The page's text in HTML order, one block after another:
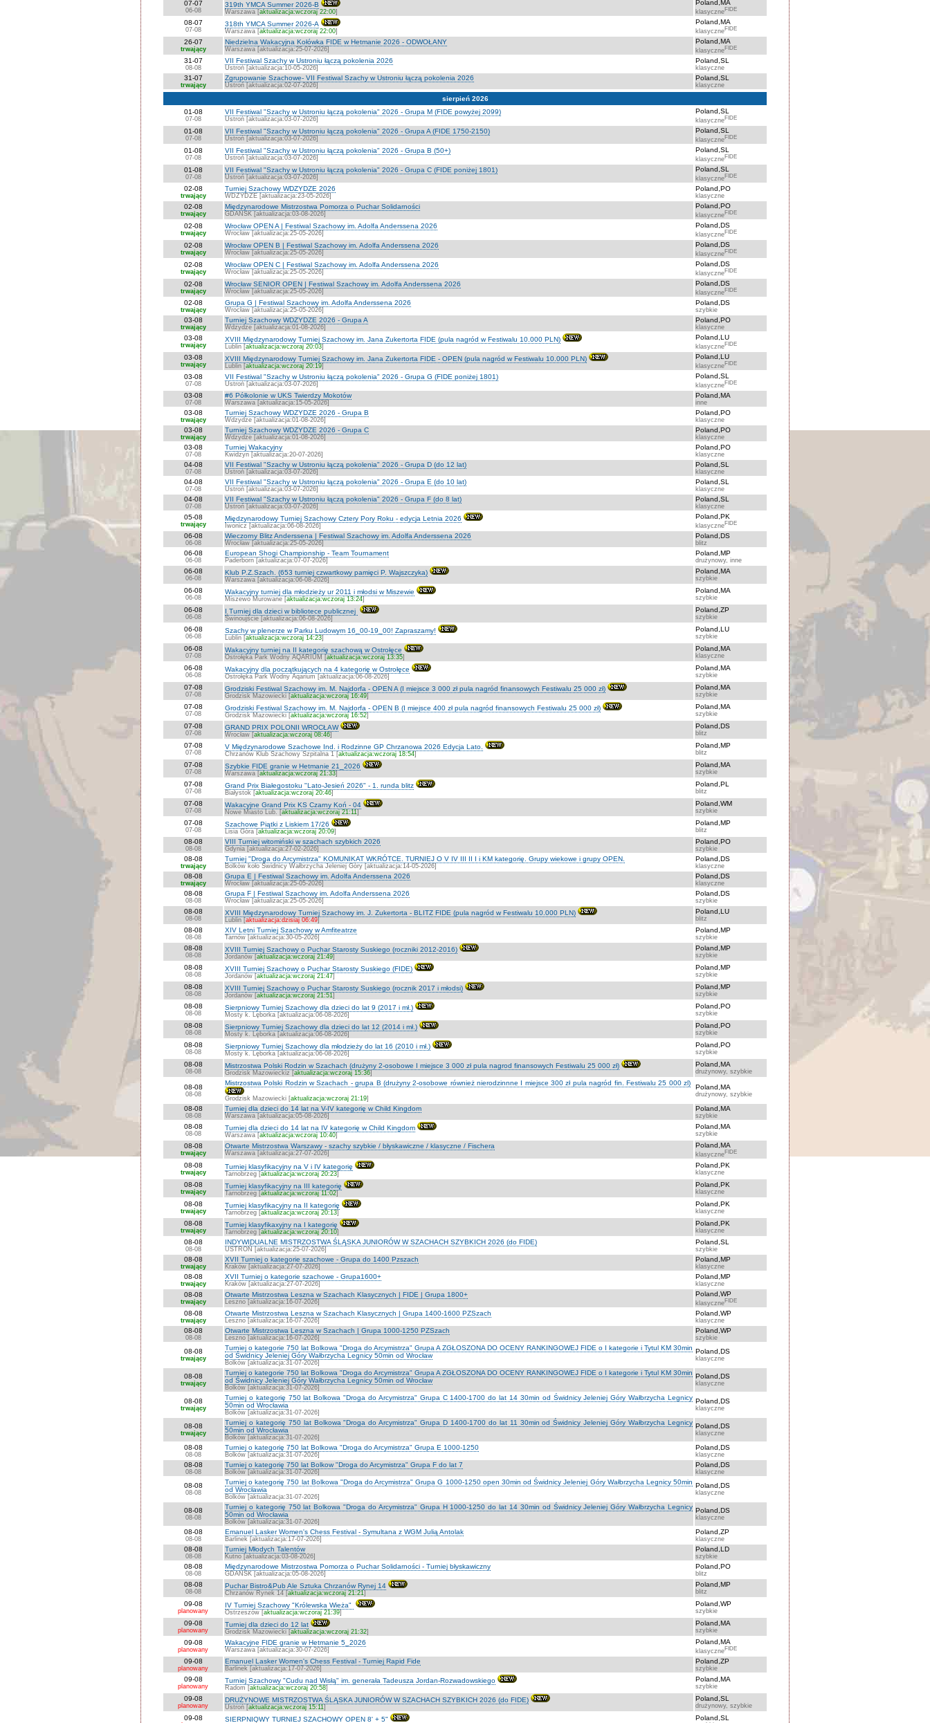
07-07
06-08
319th YMCA Summer 2026-B
Warszawa [aktualizacja:wczoraj 22:00]
Poland,MA
klasyczneFIDE
08-07
07-08
318th YMCA Summer 2026-A
Warszawa [aktualizacja:wczoraj 22:00]
Poland,MA
klasyczneFIDE
26-07
trwający
Niedzielna Wakacyjna Kołówka FIDE w Hetmanie 2026 - ODWOŁANY
Warszawa [aktualizacja:25-07-2026]
Poland,MA
klasyczneFIDE
31-07
08-08
VII Festiwal Szachy w Ustroniu łączą pokolenia 2026
Ustroń [aktualizacja:10-05-2026]
Poland,SL
klasyczne
31-07
trwający
Zgrupowanie Szachowe- VII Festiwal Szachy w Ustroniu łączą pokolenia 2026
Ustroń [aktualizacja:02-07-2026]
Poland,SL
klasyczne
sierpień 2026
01-08
07-08
VII Festiwal "Szachy w Ustroniu łączą pokolenia" 2026 - Grupa M (FIDE powyżej 2099)
Ustroń [aktualizacja:03-07-2026]
Poland,SL
klasyczneFIDE
01-08
07-08
VII Festiwal "Szachy w Ustroniu łączą pokolenia" 2026 - Grupa A (FIDE 1750-2150)
Ustroń [aktualizacja:03-07-2026]
Poland,SL
klasyczneFIDE
01-08
07-08
VII Festiwal "Szachy w Ustroniu łączą pokolenia" 2026 - Grupa B (50+)
Ustroń [aktualizacja:03-07-2026]
Poland,SL
klasyczneFIDE
01-08
07-08
VII Festiwal "Szachy w Ustroniu łączą pokolenia" 2026 - Grupa C (FIDE poniżej 1801)
Ustroń [aktualizacja:03-07-2026]
Poland,SL
klasyczneFIDE
02-08
trwający
Turniej Szachowy WDZYDZE 2026
WDZYDZE [aktualizacja:23-05-2026]
Poland,PO
klasyczne
02-08
trwający
Międzynarodowe Mistrzostwa Pomorza o Puchar Solidarności
GDAŃSK [aktualizacja:03-08-2026]
Poland,PO
klasyczneFIDE
02-08
trwający
Wrocław OPEN A | Festiwal Szachowy im. Adolfa Anderssena 2026
Wrocław [aktualizacja:25-05-2026]
Poland,DS
klasyczneFIDE
02-08
trwający
Wrocław OPEN B | Festiwal Szachowy im. Adolfa Anderssena 2026
Wrocław [aktualizacja:25-05-2026]
Poland,DS
klasyczneFIDE
02-08
trwający
Wrocław OPEN C | Festiwal Szachowy im. Adolfa Anderssena 2026
Wrocław [aktualizacja:25-05-2026]
Poland,DS
klasyczneFIDE
02-08
trwający
Wrocław SENIOR OPEN | Festiwal Szachowy im. Adolfa Anderssena 2026
Wrocław [aktualizacja:25-05-2026]
Poland,DS
klasyczneFIDE
02-08
trwający
Grupa G | Festiwal Szachowy im. Adolfa Anderssena 2026
Wrocław [aktualizacja:25-05-2026]
Poland,DS
szybkie
03-08
trwający
Turniej Szachowy WDZYDZE 2026 - Grupa A
Wdzydze [aktualizacja:01-08-2026]
Poland,PO
klasyczne
03-08
trwający
XVIII Międzynarodowy Turniej Szachowy im. Jana Zukertorta FIDE (pula nagród w Festiwalu 10.000 PLN)
Lublin [aktualizacja:wczoraj 20:03]
Poland,LU
klasyczneFIDE
03-08
trwający
XVIII Międzynarodowy Turniej Szachowy im. Jana Zukertorta FIDE - OPEN (pula nagród w Festiwalu 10.000 PLN)
Lublin [aktualizacja:wczoraj 20:19]
Poland,LU
klasyczneFIDE
03-08
07-08
VII Festiwal "Szachy w Ustroniu łączą pokolenia" 2026 - Grupa G (FIDE poniżej 1801)
Ustroń [aktualizacja:03-07-2026]
Poland,SL
klasyczneFIDE
03-08
07-08
#6 Półkolonie w UKS Twierdzy Mokotów
Warszawa [aktualizacja:15-05-2026]
Poland,MA
inne
03-08
trwający
Turniej Szachowy WDZYDZE 2026 - Grupa B
Wdzydze [aktualizacja:01-08-2026]
Poland,PO
klasyczne
03-08
trwający
Turniej Szachowy WDZYDZE 2026 - Grupa C
Wdzydze [aktualizacja:01-08-2026]
Poland,PO
klasyczne
03-08
07-08
Turniej Wakacyjny
Kwidzyn [aktualizacja:20-07-2026]
Poland,PO
klasyczne
04-08
07-08
VII Festiwal "Szachy w Ustroniu łączą pokolenia" 2026 - Grupa D (do 12 lat)
Ustroń [aktualizacja:03-07-2026]
Poland,SL
klasyczne
04-08
07-08
VII Festiwal "Szachy w Ustroniu łączą pokolenia" 2026 - Grupa E (do 10 lat)
Ustroń [aktualizacja:03-07-2026]
Poland,SL
klasyczne
04-08
07-08
VII Festiwal "Szachy w Ustroniu łączą pokolenia" 2026 - Grupa F (do 8 lat)
Ustroń [aktualizacja:03-07-2026]
Poland,SL
klasyczne
05-08
trwający
Międzynarodowy Turniej Szachowy Cztery Pory Roku - edycja Letnia 2026
Iwonicz [aktualizacja:06-08-2026]
Poland,PK
klasyczneFIDE
06-08
06-08
Wieczorny Blitz Anderssena | Festiwal Szachowy im. Adolfa Anderssena 2026
Wrocław [aktualizacja:25-05-2026]
Poland,DS
blitz
06-08
06-08
European Shogi Championship - Team Tournament
Paderborn [aktualizacja:07-07-2026]
Poland,MP
drużynowy, inne
06-08
06-08
Klub P.Z.Szach. (653 turniej czwartkowy pamięci P. Wajszczyka)
Warszawa [aktualizacja:06-08-2026]
Poland,MA
szybkie
06-08
06-08
Wakacyjny turniej dla młodzieży ur 2011 i młodsi w Miszewie
Miszewo Murowane [aktualizacja:wczoraj 13:24]
Poland,MA
szybkie
06-08
06-08
I Turniej dla dzieci w bibliotece publicznej
Świnoujście [aktualizacja:06-08-2026]
Poland,ZP
szybkie
06-08
06-08
Szachy w plenerze w Parku Ludowym 16_00-19_00! Zapraszamy!
Lublin [aktualizacja:wczoraj 14:23]
Poland,LU
szybkie
06-08
07-08
Wakacyjny turniej na II kategorię szachową w Ostrołęce
Ostrołęka Park Wodny AQARIUM [aktualizacja:wczoraj 13:35]
Poland,MA
klasyczne
06-08
06-08
Wakacyjny dla początkujących na 4 kategorię w Ostrołęce
Ostrołęka Park Wodny Aqarium [aktualizacja:06-08-2026]
Poland,MA
szybkie
07-08
07-08
Grodziski Festiwal Szachowy im. M. Najdorfa - OPEN A (I miejsce 3 000 zł pula nagród finansowych Festiwalu 25 000 zł)
Grodzisk Mazowiecki [aktualizacja:wczoraj 16:49]
Poland,MA
szybkie
07-08
07-08
Grodziski Festiwal Szachowy im. M. Najdorfa - OPEN B (I miejsce 400 zł pula nagród finansowych Festiwalu 25 000 zł)
Grodzisk Mazowiecki [aktualizacja:wczoraj 16:52]
Poland,MA
szybkie
07-08
07-08
GRAND PRIX POLONII WROCŁAW
Wrocław [aktualizacja:wczoraj 08:46]
Poland,DS
blitz
07-08
07-08
V Międzynarodowe Szachowe Ind. i Rodzinne GP Chrzanowa 2026 Edycja Lato.
Chrzanów Klub Szachowy Szpitalna 1 [aktualizacja:wczoraj 18:54]
Poland,MP
blitz
07-08
07-08
Szybkie FIDE granie w Hetmanie 21_2026
Warszawa [aktualizacja:wczoraj 21:33]
Poland,MA
szybkie
07-08
07-08
Grand Prix Białegostoku "Lato-Jesień 2026" - 1. runda blitz
Białystok [aktualizacja:wczoraj 20:46]
Poland,PL
blitz
07-08
07-08
Wakacyjne Grand Prix KS Czarny Koń - 04
Nowe Miasto Lub. [aktualizacja:wczoraj 21:11]
Poland,WM
szybkie
07-08
07-08
Szachowe Piątki z Liskiem 17/26
Lisia Góra [aktualizacja:wczoraj 20:09]
Poland,MP
blitz
08-08
08-08
VIII Turniej witomiński w szachach szybkich 2026
Gdynia [aktualizacja:27-02-2026]
Poland,PO
szybkie
08-08
trwający
Turniej "Droga do Arcymistrza" KOMUNIKAT WKRÓTCE. TURNIEJ O V IV III II I i KM kategorię. Grupy wiekowe i grupy OPEN.
Bolków koło Świdnicy Wałbrzycha Jeleniej Góry [aktualizacja:14-05-2026]
Poland,DS
klasyczne
08-08
trwający
Grupa E | Festiwal Szachowy im. Adolfa Anderssena 2026
Wrocław [aktualizacja:25-05-2026]
Poland,DS
klasyczne
08-08
08-08
Grupa F | Festiwal Szachowy im. Adolfa Anderssena 2026
Wrocław [aktualizacja:25-05-2026]
Poland,DS
szybkie
08-08
08-08
XVIII Międzynarodowy Turniej Szachowy im. J. Zukertorta - BLITZ FIDE (pula nagród w Festiwalu 10.000 PLN)
Lublin [aktualizacja:dzisiaj 06:49]
Poland,LU
blitz
08-08
08-08
XIV Letni Turniej Szachowy w Amfiteatrze
Tarnów [aktualizacja:30-05-2026]
Poland,MP
szybkie
08-08
08-08
XVIII Turniej Szachowy o Puchar Starosty Suskiego (roczniki 2012-2016)
Jordanów [aktualizacja:wczoraj 21:49]
Poland,MP
szybkie
08-08
08-08
XVIII Turniej Szachowy o Puchar Starosty Suskiego (FIDE)
Jordanów [aktualizacja:wczoraj 21:47]
Poland,MP
szybkie
08-08
08-08
XVIII Turniej Szachowy o Puchar Starosty Suskiego (rocznik 2017 i młodsi)
Jordanów [aktualizacja:wczoraj 21:51]
Poland,MP
szybkie
08-08
08-08
Sierpniowy Turniej Szachowy dla dzieci do lat 9 (2017 i mł.)
Mosty k. Lęborka [aktualizacja:06-08-2026]
Poland,PO
szybkie
08-08
08-08
Sierpniowy Turniej Szachowy dla dzieci do lat 12 (2014 i mł.)
Mosty k. Lęborka [aktualizacja:06-08-2026]
Poland,PO
szybkie
08-08
08-08
Sierpniowy Turniej Szachowy dla młodzieży do lat 16 (2010 i mł.)
Mosty k. Lęborka [aktualizacja:06-08-2026]
Poland,PO
szybkie
08-08
08-08
Mistrzostwa Polski Rodzin w Szachach (drużyny 2-osobowe I miejsce 3 000 zł pula nagrod finansowych Festiwalu 25 000 zł)
Grodzisk Mazowieckiz [aktualizacja:wczoraj 15:36]
Poland,MA
drużynowy, szybkie
08-08
08-08
Mistrzostwa Polski Rodzin w Szachach - grupa B (drużyny 2-osobowe również nierodzinnne I miejsce 300 zł pula nagród fin. Festiwalu 25 000 zl)
Grodzisk Mazowiecki [aktualizacja:wczoraj 21:19]
Poland,MA
drużynowy, szybkie
08-08
08-08
Turniej dla dzieci do 14 lat na V-IV kategorię w Child Kingdom
Warszawa [aktualizacja:05-08-2026]
Poland,MA
szybkie
08-08
08-08
Turniej dla dzieci do 14 lat na IV kategorię w Child Kingdom
Warszawa [aktualizacja:wczoraj 10:40]
Poland,MA
szybkie
08-08
trwający
Otwarte Mistrzostwa Warszawy - szachy szybkie / błyskawiczne / klasyczne / Fischera
Warszawa [aktualizacja:27-07-2026]
Poland,MA
klasyczneFIDE
08-08
trwający
Turniej klasyfikacyjny na V i IV kategorię
Tarnobrzeg [aktualizacja:wczoraj 20:23]
Poland,PK
klasyczne
08-08
trwający
Turniej klasyfikacyjny na III kategorię
Tarnobrzeg [aktualizacja:wczoraj 11:02]
Poland,PK
klasyczne
08-08
trwający
Turniej klasyfikacyjny na II kategorię
Tarnobrzeg [aktualizacja:wczoraj 20:13]
Poland,PK
klasyczne
08-08
trwający
Turniej klasyfikaxyjny na I kategorię
Tarnobrzeg [aktualizacja:wczoraj 20:10]
Poland,PK
klasyczne
08-08
08-08
INDYWIDUALNE MISTRZOSTWA ŚLĄSKA JUNIORÓW W SZACHACH SZYBKICH 2026 (do FIDE)
USTROŃ [aktualizacja:25-07-2026]
Poland,SL
szybkie
08-08
trwający
XVII Turniej o kategorie szachowe - Grupa do 1400 Pzszach
Kraków [aktualizacja:27-07-2026]
Poland,MP
klasyczne
08-08
trwający
XVII Turniej o kategorie szachowe - Grupa1600+
Kraków [aktualizacja:27-07-2026]
Poland,MP
klasyczne
08-08
trwający
Otwarte Mistrzostwa Leszna w Szachach Klasycznych | FIDE | Grupa 1800+
Leszno [aktualizacja:16-07-2026]
Poland,WP
klasyczneFIDE
08-08
trwający
Otwarte Mistrzostwa Leszna w Szachach Klasycznych | Grupa 1400-1600 PZSzach
Leszno [aktualizacja:16-07-2026]
Poland,WP
klasyczne
08-08
08-08
Otwarte Mistrzostwa Leszna w Szachach | Grupa 1000-1250 PZSzach
Leszno [aktualizacja:16-07-2026]
Poland,WP
szybkie
08-08
trwający
Turniej o kategorie 750 lat Bolkowa "Droga do Arcymistrza" Grupa A ZGŁOSZONA DO OCENY RANKINGOWEJ FIDE o I kategorie i Tytul KM 30min
od Świdnicy Jeleniej Góry Wałbrzycha Legnicy 50min od Wrocław
Bolków [aktualizacja:31-07-2026]
Poland,DS
klasyczne
08-08
trwający
Turniej o kategorie 750 lat Bolkowa "Droga do Arcymistrza" Grupa A ZGŁOSZONA DO OCENY RANKINGOWEJ FIDE o I kategorie i Tytul KM 30min
od Świdnicy Jeleniej Góry Wałbrzycha Legnicy 50min od Wrocław
Bolków [aktualizacja:31-07-2026]
Poland,DS
klasyczne
08-08
trwający
Turniej o kategorię 750 lat Bolkowa "Droga do Arcymistrza" Grupa C 1400-1700 do lat 14 30min od Świdnicy Jeleniej Góry Wałbrzycha Legnicy
50min od Wrocławia
Bolków [aktualizacja:31-07-2026]
Poland,DS
klasyczne
08-08
trwający
Turniej o kategorię 750 lat Bolkowa "Droga do Arcymistrza" Grupa D 1400-1700 do lat 11 30min od Świdnicy Jeleniej Góry Wałbrzycha Legnicy
50min od Wrocławia
Bolków [aktualizacja:31-07-2026]
Poland,DS
klasyczne
08-08
08-08
Turniej o kategorię 750 lat Bolkowa "Droga do Arcymistrza" Grupa E 1000-1250
Bolków [aktualizacja:31-07-2026]
Poland,DS
klasyczne
08-08
08-08
Turniej o kategorię 750 lat Bolkow "Droga do Arcymistrza" Grupa F do lat 7
Bolków [aktualizacja:31-07-2026]
Poland,DS
klasyczne
08-08
08-08
Turniej o kategorię 750 lat Bolkowa "Droga do Arcymistrza" Grupa G 1000-1250 open 30min od Świdnicy Jeleniej Góry Wałbrzycha Legnicy 50min
od Wrocławia
Bolków [aktualizacja:31-07-2026]
Poland,DS
klasyczne
08-08
08-08
Turniej o kategorię 750 lat Bolkowa "Droga do Arcymistrza" Grupa H 1000-1250 do lat 14 30min od Świdnicy Jeleniej Góry Wałbrzycha Legnicy
50min od Wrocławia
Bolków [aktualizacja:31-07-2026]
Poland,DS
klasyczne
08-08
08-08
Emanuel Lasker Women's Chess Festival - Symultana z WGM Julią Antolak
Barlinek [aktualizacja:17-07-2026]
Poland,ZP
klasyczne
08-08
08-08
Turniej Młodych Talentów
Kutno [aktualizacja:03-08-2026]
Poland,LD
szybkie
08-08
08-08
Międzynarodowe Mistrzostwa Pomorza o Puchar Solidarności - Turniej błyskawiczny
GDAŃSK [aktualizacja:05-08-2026]
Poland,PO
blitz
08-08
08-08
Puchar Bistro&Pub Ale Sztuka Chrzanów Rynej 14
Chrzanów Rynek 14 [aktualizacja:wczoraj 21:21]
Poland,MP
blitz
09-08
planowany
IV Turniej Szachowy "Królewska Wieża"
Ostrzeszów [aktualizacja:wczoraj 21:39]
Poland,WP
szybkie
09-08
planowany
Turniej dla dzieci do 12 lat
Grodzisk Mazowiecki [aktualizacja:wczoraj 21:32]
Poland,MA
szybkie
09-08
planowany
Wakacyjne FIDE granie w Hetmanie 5_2026
Warszawa [aktualizacja:30-07-2026]
Poland,MA
klasyczneFIDE
09-08
planowany
Emanuel Lasker Women's Chess Festival - Turniej Rapid Fide
Barlinek [aktualizacja:17-07-2026]
Poland,ZP
szybkie
09-08
planowany
Turniej Szachowy "Cudu nad Wisłą" im. generała Tadeusza Jordan-Rozwadowskiego
Radom [aktualizacja:wczoraj 20:58]
Poland,MA
szybkie
09-08
planowany
DRUŻYNOWE MISTRZOSTWA ŚLĄSKA JUNIORÓW W SZACHACH SZYBKICH 2026 (do FIDE)
Ustroń [aktualizacja:wczoraj 15:11]
Poland,SL
drużynowy, szybkie
09-08 SIERPNIOWY TURNIEJ SZACHOWY OPEN 8' + 5" Poland,SL